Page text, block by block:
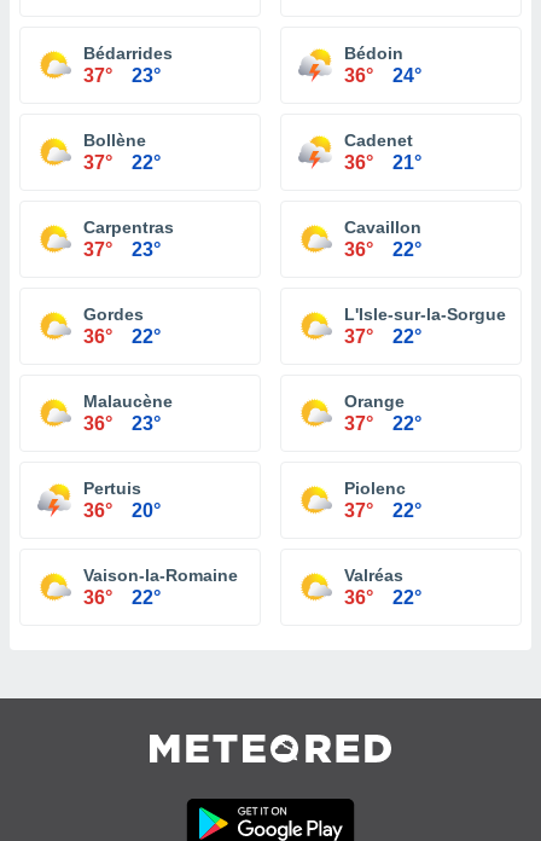
Bédarrides
37° 23°
Bédoin
36° 24°
Bollène
37° 22°
Cadenet
36° 21°
Carpentras
37° 23°
Cavaillon
36° 22°
Gordes
36° 22°
L'Isle-sur-la-Sorgue
37° 22°
Malaucène
36° 23°
Orange
37° 22°
Pertuis
36° 20°
Piolenc
37° 22°
Vaison-la-Romaine
36° 22°
Valréas
36° 22°